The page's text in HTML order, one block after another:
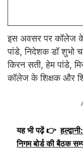
इस अवसर पर कॉलेज के
पांडे, निदेशक डॉ शुभो
किरन सती, हेम पांडे,
कॉलेज के शिक्षक और
यह भी पढ़ें 👉
निगम बोर्ड की बैठक